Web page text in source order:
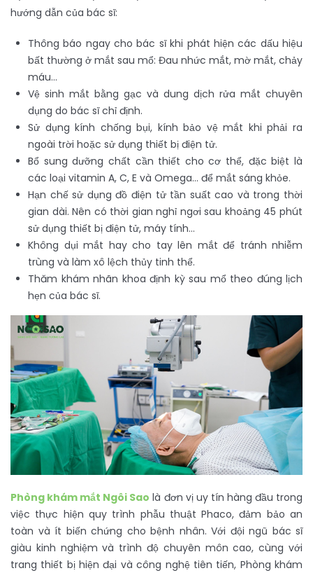
hướng dẫn của bác sĩ:
Thông báo ngay cho bác sĩ khi phát hiện các dấu hiệu
bất thường ở mắt sau mổ: Đau nhức mắt, mờ mắt, chảy
máu…
Vệ sinh mắt bằng gạc và dung dịch rửa mắt chuyên
dụng do bác sĩ chỉ định.
Sử dụng kính chống bụi, kính bảo vệ mắt khi phải ra
ngoài trời hoặc sử dụng thiết bị điện tử.
Bổ sung dưỡng chất cần thiết cho cơ thể, đặc biệt là
các loại vitamin A, C, E và Omega… để mắt sáng khỏe.
Hạn chế sử dụng đồ điện tử tần suất cao và trong thời
gian dài. Nên có thời gian nghỉ ngơi sau khoảng 45 phút
sử dụng thiết bị điện tử, máy tính…
Không dụi mắt hay cho tay lên mắt để tránh nhiễm
trùng và làm xô lệch thủy tinh thể.
Thăm khám nhãn khoa định kỳ sau mổ theo đúng lịch
hẹn của bác sĩ.
Phòng khám mắt Ngôi Sao là đơn vị uy tín hàng đầu trong
việc thực hiện quy trình phẫu thuật Phaco, đảm bảo an
toàn và ít biến chứng cho bệnh nhân. Với đội ngũ bác sĩ
giàu kinh nghiệm và trình độ chuyên môn cao, cùng với
trang thiết bị hiện đại và công nghệ tiên tiến, Phòng khám